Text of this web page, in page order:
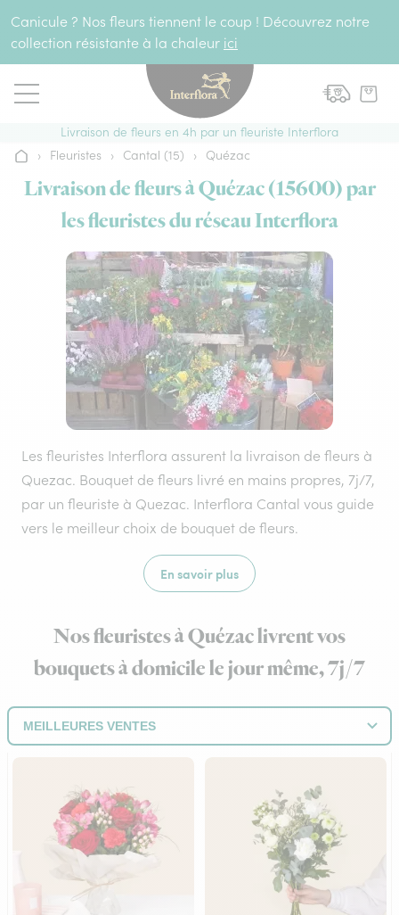
Canicule ? Nos fleurs tiennent le coup ! Découvrez notre
collection résistante à la chaleur ici
Livraison de fleurs en 4h par un fleuriste Interflora
Accueil
› Fleuristes › Cantal (15) › Quézac
Livraison de fleurs à Quézac (15600) par
les fleuristes du réseau Interflora
Les fleuristes Interflora assurent la livraison de fleurs à
Quezac. Bouquet de fleurs livré en mains propres, 7j/7,
par un fleuriste à Quezac. Interflora Cantal vous guide
vers le meilleur choix de bouquet de fleurs.
En savoir plus
Nos fleuristes à Quézac livrent vos
bouquets à domicile le jour même, 7j/7